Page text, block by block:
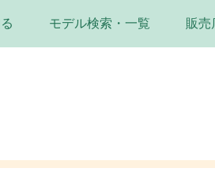
モデル検索・一覧 販売